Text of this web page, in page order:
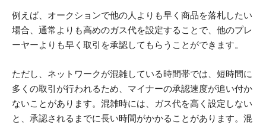
例えば、オークションで他の人よりも早く商品を落札したい
場合、通常よりも高めのガス代を設定することで、他のプレ
ーヤーよりも早く取引を承認してもらうことができます。
ただし、ネットワークが混雑している時間帯では、短時間に
多くの取引が行われるため、マイナーの承認速度が追い付か
ないことがあります。混雑時には、ガス代を高く設定しない
と、承認されるまでに長い時間がかかることがあります。混